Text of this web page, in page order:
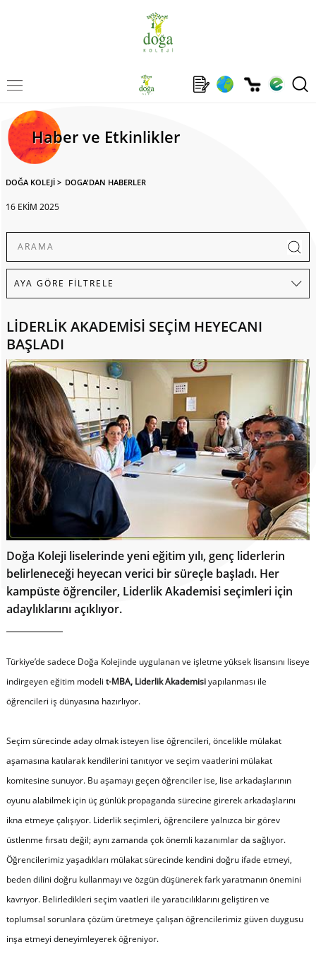
Haber ve Etkinlikler
DOĞA KOLEJİ > DOGA'DAN HABERLER
16 EKİM 2025
LİDERLİK AKADEMİSİ SEÇİM HEYECANI
BAŞLADI
Doğa Koleji liselerinde yeni eğitim yılı, genç liderlerin
belirleneceği heyecan verici bir süreçle başladı. Her
kampüste öğrenciler, Liderlik Akademisi seçimleri için
adaylıklarını açıklıyor.
Türkiye’de sadece Doğa Kolejinde uygulanan ve işletme yüksek lisansını liseye
indirgeyen eğitim modeli t-MBA, Liderlik Akademisiyapılanması ile
öğrencileri iş dünyasına hazırlıyor.
Seçim sürecinde aday olmak isteyen lise öğrencileri, öncelikle mülakat
aşamasına katılarak kendilerini tanıtıyor ve seçim vaatlerini mülakat
komitesine sunuyor. Bu aşamayı geçen öğrenciler ise, lise arkadaşlarının
oyunu alabilmek için üç günlük propaganda sürecine girerek arkadaşlarını
ikna etmeye çalışıyor. Liderlik seçimleri, öğrencilere yalnızca bir görev
üstlenme fırsatı değil; aynı zamanda çok önemli kazanımlar da sağlıyor.
Öğrencilerimiz yaşadıkları mülakat sürecinde kendini doğru ifade etmeyi,
beden dilini doğru kullanmayı ve özgün düşünerek fark yaratmanın önemini
kavrıyor. Belirledikleri seçim vaatleri ile yaratıcılıklarını geliştiren ve
toplumsal sorunlara çözüm üretmeye çalışan öğrencilerimiz güven duygusu
inşa etmeyi deneyimleyerek öğreniyor.